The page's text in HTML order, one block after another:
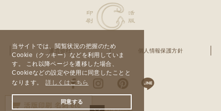
当サイトでは、閲覧状況の把握のため
Cookie（クッキー）などを利用していま
す。 これ以降ページを遷移した場合、
Cookieなどの設定や使用に同意したことと
なります。
詳しくはこちら
同意する
運営会社 個人情報保護方針